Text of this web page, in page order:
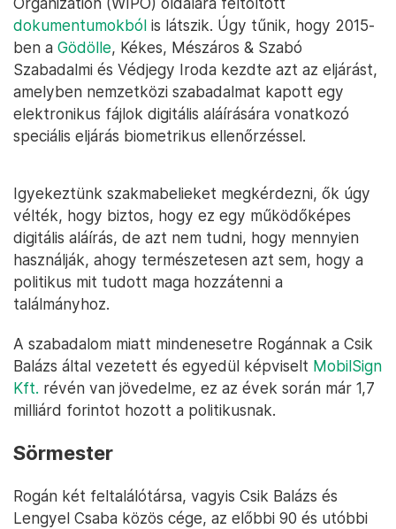
dokumentumokból is látszik. Úgy tűnik, hogy 2015-
ben a Gödölle, Kékes, Mészáros & Szabó
Szabadalmi és Védjegy Iroda kezdte azt az eljárást,
amelyben nemzetközi szabadalmat kapott egy
elektronikus fájlok digitális aláírására vonatkozó
speciális eljárás biometrikus ellenőrzéssel.
Igyekeztünk szakmabelieket megkérdezni, ők úgy
vélték, hogy biztos, hogy ez egy működőképes
digitális aláírás, de azt nem tudni, hogy mennyien
használják, ahogy természetesen azt sem, hogy a
politikus mit tudott maga hozzátenni a
találmányhoz.
A szabadalom miatt mindenesetre Rogánnak a Csik
Balázs által vezetett és egyedül képviselt MobilSign
Kft. révén van jövedelme, ez az évek során már 1,7
milliárd forintot hozott a politikusnak.
Sörmester
Rogán két feltalálótársa, vagyis Csik Balázs és
Lengyel Csaba közös cége, az előbbi 90 és utóbbi